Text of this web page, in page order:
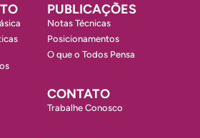
PUBLICAÇÕES
Notas Técnicas
Posicionamentos
O que o Todos Pensa
CONTATO
Trabalhe Conosco